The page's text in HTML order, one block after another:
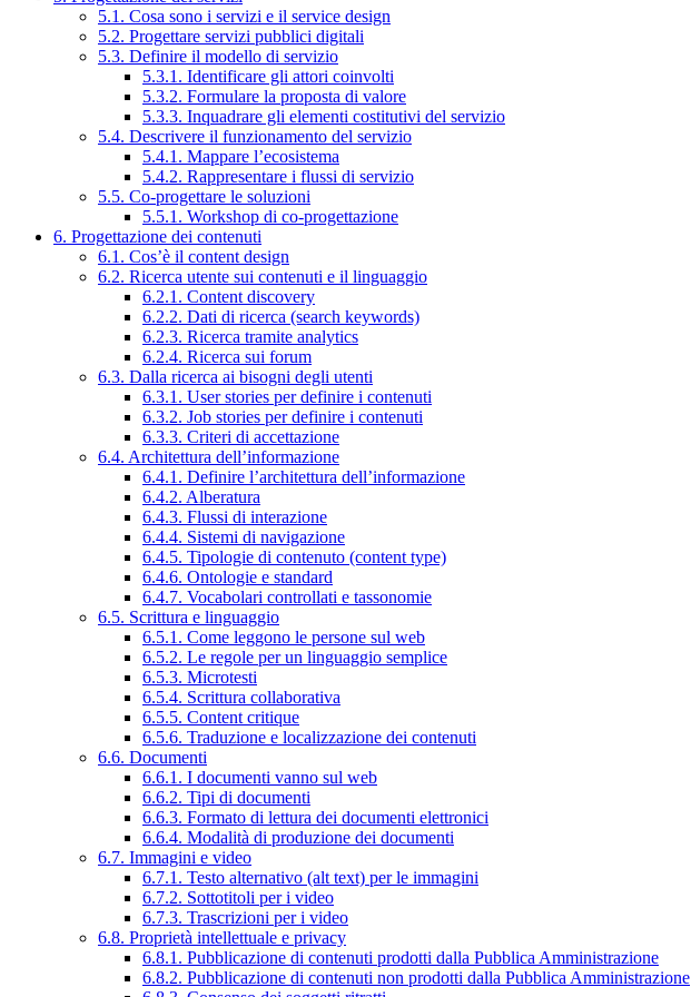
5.1. Cosa sono i servizi e il service design
5.2. Progettare servizi pubblici digitali
5.3. Definire il modello di servizio
5.3.1. Identificare gli attori coinvolti
5.3.2. Formulare la proposta di valore
5.3.3. Inquadrare gli elementi costitutivi del servizio
5.4. Descrivere il funzionamento del servizio
5.4.1. Mappare l’ecosistema
5.4.2. Rappresentare i flussi di servizio
5.5. Co-progettare le soluzioni
5.5.1. Workshop di co-progettazione
6. Progettazione dei contenuti
6.1. Cos’è il content design
6.2. Ricerca utente sui contenuti e il linguaggio
6.2.1. Content discovery
6.2.2. Dati di ricerca (search keywords)
6.2.3. Ricerca tramite analytics
6.2.4. Ricerca sui forum
6.3. Dalla ricerca ai bisogni degli utenti
6.3.1. User stories per definire i contenuti
6.3.2. Job stories per definire i contenuti
6.3.3. Criteri di accettazione
6.4. Architettura dell’informazione
6.4.1. Definire l’architettura dell’informazione
6.4.2. Alberatura
6.4.3. Flussi di interazione
6.4.4. Sistemi di navigazione
6.4.5. Tipologie di contenuto (content type)
6.4.6. Ontologie e standard
6.4.7. Vocabolari controllati e tassonomie
6.5. Scrittura e linguaggio
6.5.1. Come leggono le persone sul web
6.5.2. Le regole per un linguaggio semplice
6.5.3. Microtesti
6.5.4. Scrittura collaborativa
6.5.5. Content critique
6.5.6. Traduzione e localizzazione dei contenuti
6.6. Documenti
6.6.1. I documenti vanno sul web
6.6.2. Tipi di documenti
6.6.3. Formato di lettura dei documenti elettronici
6.6.4. Modalità di produzione dei documenti
6.7. Immagini e video
6.7.1. Testo alternativo (alt text) per le immagini
6.7.2. Sottotitoli per i video
6.7.3. Trascrizioni per i video
6.8. Proprietà intellettuale e privacy
6.8.1. Pubblicazione di contenuti prodotti dalla Pubblica Amministrazione
6.8.2. Pubblicazione di contenuti non prodotti dalla Pubblica Amministrazione